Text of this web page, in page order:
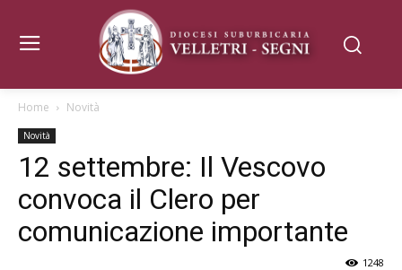
Home Novità
Novità
12 settembre: Il Vescovo
convoca il Clero per
comunicazione importante
1248